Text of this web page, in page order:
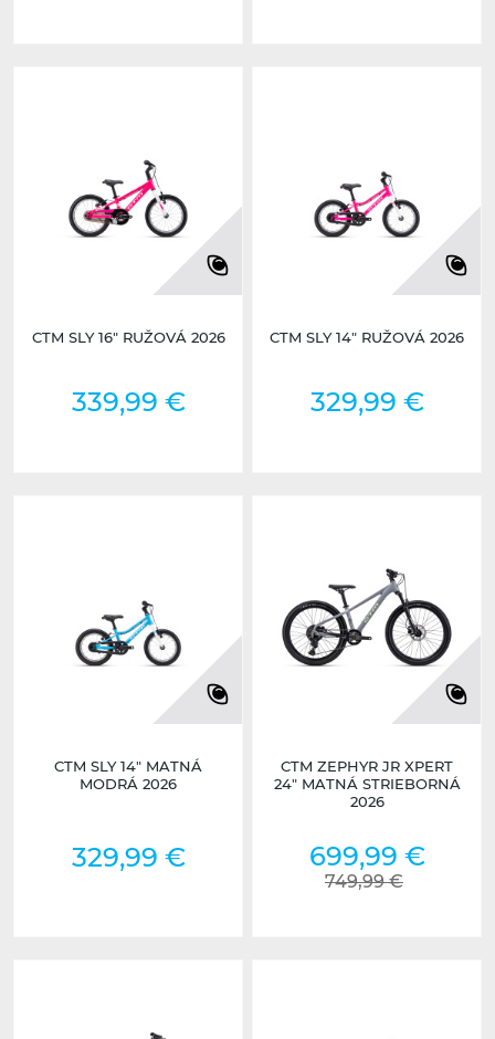
CTM SLY 16" RUŽOVÁ 2026
339,99 €
CTM SLY 14" RUŽOVÁ 2026
329,99 €
CTM SLY 14" MATNÁ
MODRÁ 2026
329,99 €
CTM ZEPHYR JR XPERT
24" MATNÁ STRIEBORNÁ
2026
699,99 €
749,99 €